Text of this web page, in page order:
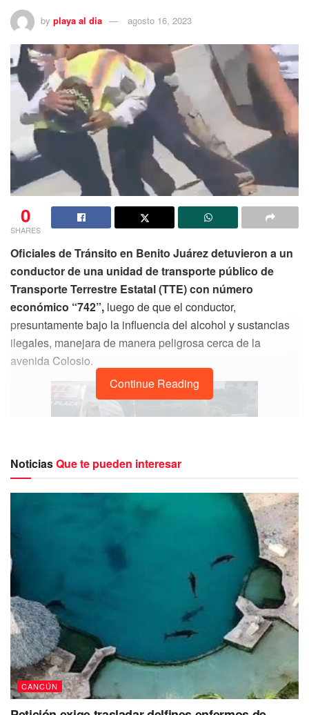
by playa al dia agosto 16, 2023
0
SHARES
Oficiales de Tránsito en Benito Juárez detuvieron a un
conductor de una unidad de transporte público de
Transporte Terrestre Estatal (TTE) con número
económico “742”, luego de que el conductor,
presuntamente bajo la influencia del alcohol y sustancias
ilegales, manejara de manera peligrosa cerca de la
avenida Colosio.
Al descender del vehículo, el conductor atacó a los
oficiales, quienes pidieron refuerzos debido a su estado de
embriaguez y al olor a marihuana que emanaba de la
unidad.
El conductor, afiliado a TTE, enfrenta
cargos por daños y lesiones tras agredir
a un oficial en el bulevar Luis Donaldo
Colosio.
Continue Reading
NoticiasQue te pueden interesar
CANCÚN